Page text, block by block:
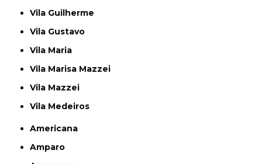
Vila Guilherme
Vila Gustavo
Vila Maria
Vila Marisa Mazzei
Vila Mazzei
Vila Medeiros
Americana
Amparo